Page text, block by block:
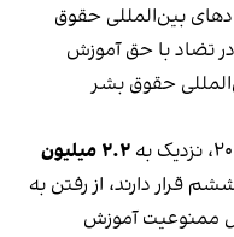
بین‌المللی حقوق
تضاد با حق آموزش
حقوق بشر
۲.۲ میلیون
قرار دارند، از رفتن به
ممنوعیت آموزش